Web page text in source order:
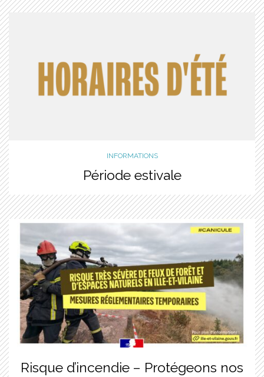
INFORMATIONS
Période estivale
Risque d’incendie – Protégeons nos